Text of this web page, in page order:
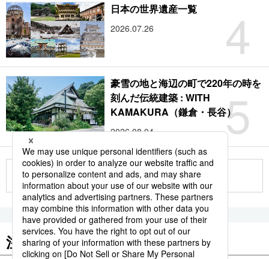
4
日本の世界遺産一覧
2026.07.26
5
豪雪の地と海辺の町で220年の時を
刻んだ伝統建築 : WITH
KAMAKURA（鎌倉・長谷）
2026.08.04
もっと見る
注目のキーワード